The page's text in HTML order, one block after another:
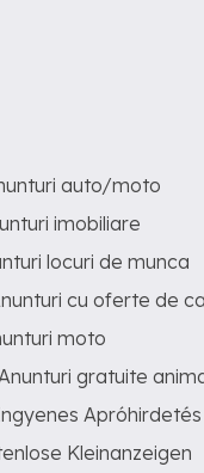
auto/moto
imobiliare
locuri de munca
cu oferte de
moto
gratuite
Apróhirdetés
Kleinanzeigen